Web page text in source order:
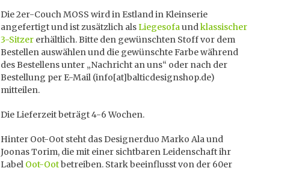
Die 2er-Couch MOSS wird in Estland in Kleinserie
angefertigt und ist zusätzlich alsLiegesofaundklassischer
3-Sitzer erhältlich. Bitte den gewünschten Stoff vor dem
Bestellen auswählen und die gewünschte Farbe während
des Bestellens unter „Nachricht an uns“ oder nach der
Bestellung per E-Mail (info[at]balticdesignshop.de)
mitteilen.
Die Lieferzeit beträgt 4-6 Wochen.
Hinter Oot-Oot steht das Designerduo Marko Ala und
Joonas Torim, die mit einer sichtbaren Leidenschaft ihr
Label Oot-Ootbetreiben. Stark beeinflusst von der 60er